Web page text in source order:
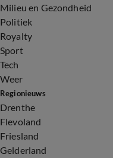
Milieu en Gezondheid
Politiek
Royalty
Sport
Tech
Weer
Regionieuws
Drenthe
Flevoland
Friesland
Gelderland